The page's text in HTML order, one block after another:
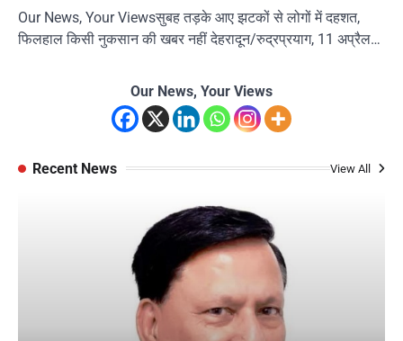
Our News, Your Viewsसुबह तड़के आए झटकों से लोगों में दहशत,
फिलहाल किसी नुकसान की खबर नहीं देहरादून/रुद्रप्रयाग, 11 अप्रैल…
Our News, Your Views
Recent News View All